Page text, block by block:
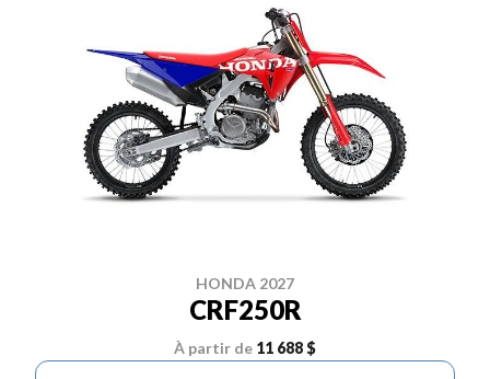
HONDA 2027
CRF250R
À partir de 11 688 $